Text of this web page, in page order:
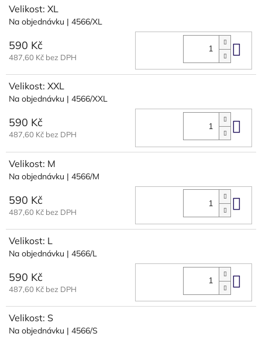
Velikost: XL
Na objednávku | 4566/XL
590 Kč
487,60 Kč bez DPH Do
Velikost: XXL
Na objednávku | 4566/XXL
590 Kč
487,60 Kč bez DPH Do
Velikost: M
Na objednávku | 4566/M
590 Kč
487,60 Kč bez DPH Do
Velikost: L
Na objednávku | 4566/L
590 Kč
487,60 Kč bez DPH Do
Velikost: S
Na objednávku | 4566/S